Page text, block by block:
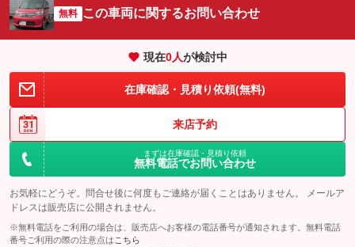
無料 この車両に関するお問い合わせ
現在0人が検討中
在庫確認・見積り依頼(無料)
来店予約
まずは在庫確認・見積り依頼
無料電話でお問い合わせ
お気軽にどうぞ。問合せ後に何度もご連絡が届くことはありません。 メールア
ドレスは販売店に公開されません。
※無料電話をご利用の場合は、販売店へお客様の電話番号が通知されます。無料電話
番号ご利用の際の注意点は こちら